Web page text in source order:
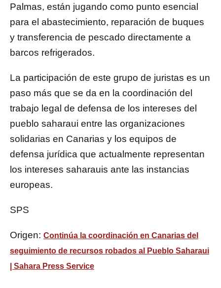
Palmas, están jugando como punto esencial
para el abastecimiento, reparación de buques
y transferencia de pescado directamente a
barcos refrigerados.
La participación de este grupo de juristas es un
paso más que se da en la coordinación del
trabajo legal de defensa de los intereses del
pueblo saharaui entre las organizaciones
solidarias en Canarias y los equipos de
defensa jurídica que actualmente representan
los intereses saharauis ante las instancias
europeas.
SPS
Origen: Continúa la coordinación en Canarias del
seguimiento de recursos robados al Pueblo Saharaui
| Sahara Press Service